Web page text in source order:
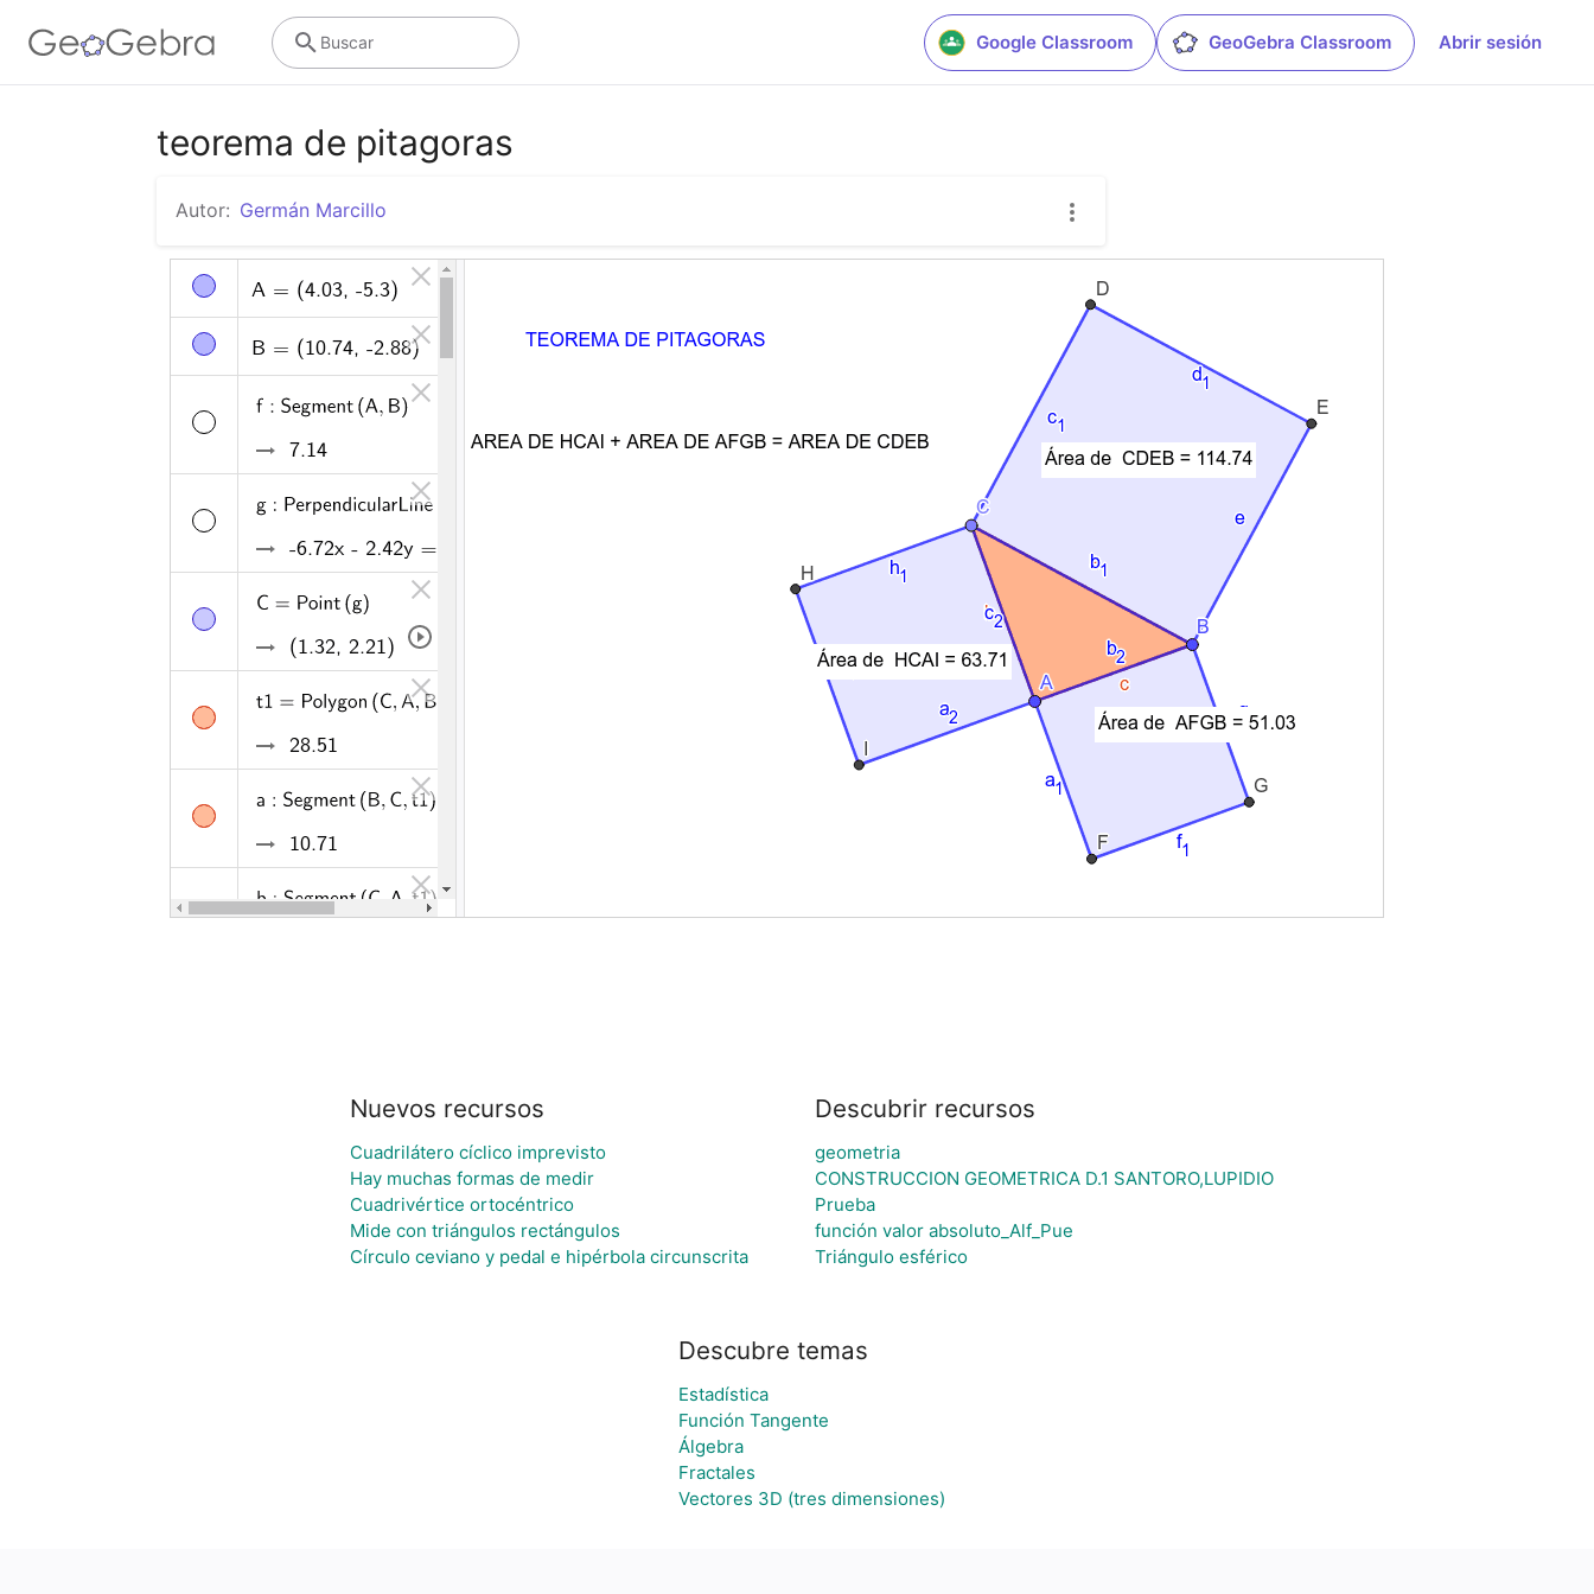
Google Classroom GeoGebra Classroom Abrir sesión
Buscar
teorema de pitagoras
Autor: Germán Marcillo
Nuevos recursos
Cuadrilátero cíclico imprevisto
Hay muchas formas de medir
Cuadrivértice ortocéntrico
Mide con triángulos rectángulos
Círculo ceviano y pedal e hipérbola circunscrita
Descubrir recursos
geometria
CONSTRUCCION GEOMETRICA D.1 SANTORO,LUPIDIO
Prueba
función valor absoluto_Alf_Pue
Triángulo esférico
Descubre temas
Estadística
Función Tangente
Álgebra
Fractales
Vectores 3D (tres dimensiones)